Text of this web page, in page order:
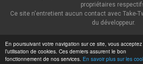
En poursuivant votre navigation sur ce site, vous acceptez
l’utilisation de cookies. Ces derniers assurent le bon
fonctionnement de nos services. En savoir plus sur les
propriétaires
Ce site n'entretient aucun contact avec Take-
du développeur.
Thème Politique de
GTA Network France